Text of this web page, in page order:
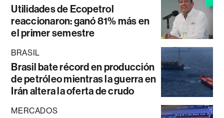
Utilidades de Ecopetrol
reaccionaron: ganó 81% más en
el primer semestre
BRASIL
Brasil bate récord en producción
de petróleo mientras la guerra en
Irán altera la oferta de crudo
MERCADOS